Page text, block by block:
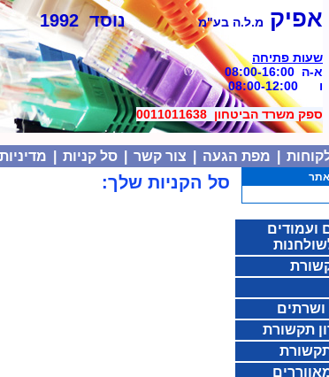
אפיק מ.ל.ה בע"מ נוסד 1992
שעות פתיחה
א-ה 08:00-16:00
ו 08:00-12:00
ספק משרד הביטחון 0011011638
מפת הגעה צור קשר סל קניות
ועמודים
סל הקניות שלך: